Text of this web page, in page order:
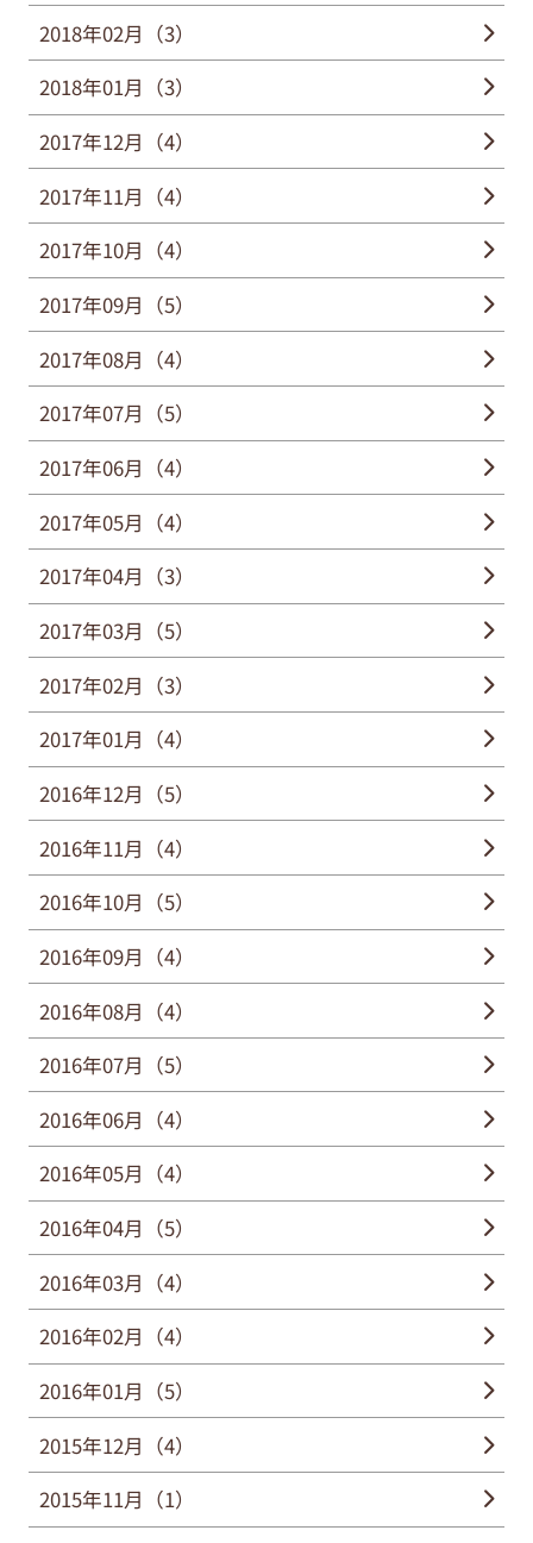
2018年02月（3）
2018年01月（3）
2017年12月（4）
2017年11月（4）
2017年10月（4）
2017年09月（5）
2017年08月（4）
2017年07月（5）
2017年06月（4）
2017年05月（4）
2017年04月（3）
2017年03月（5）
2017年02月（3）
2017年01月（4）
2016年12月（5）
2016年11月（4）
2016年10月（5）
2016年09月（4）
2016年08月（4）
2016年07月（5）
2016年06月（4）
2016年05月（4）
2016年04月（5）
2016年03月（4）
2016年02月（4）
2016年01月（5）
2015年12月（4）
2015年11月（1）